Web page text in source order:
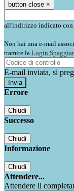
button close ×
all'indirizzo indicato con
Non hai una e-mail
tramite la Login
E-mail inviata, si
Errore
Chiudi
Successo
Chiudi
Informazione
Chiudi
Attendere...
Attendere il